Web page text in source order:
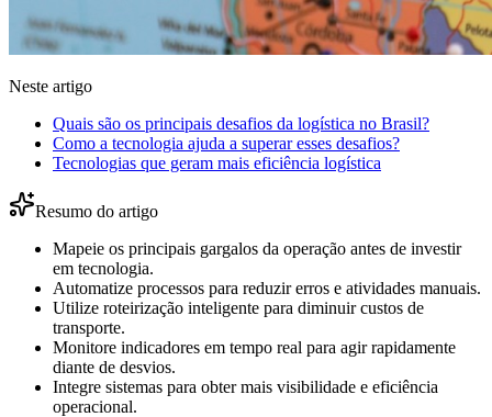
Neste artigo
Quais são os principais desafios da logística no Brasil?
Como a tecnologia ajuda a superar esses desafios?
Tecnologias que geram mais eficiência logística
Resumo do artigo
Mapeie os principais gargalos da operação antes de investir
em tecnologia.
Automatize processos para reduzir erros e atividades manuais.
Utilize roteirização inteligente para diminuir custos de
transporte.
Monitore indicadores em tempo real para agir rapidamente
diante de desvios.
Integre sistemas para obter mais visibilidade e eficiência
operacional.